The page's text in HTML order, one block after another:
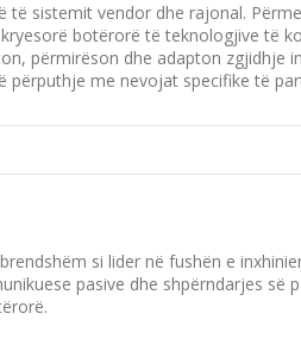
të sistemit vendor dhe rajonal.
botërorë të teknologjive të
përmirëson dhe adapton zgjidhje
përputhje me nevojat specifike të
si lider në fushën e
pasive dhe shpërndarjes së